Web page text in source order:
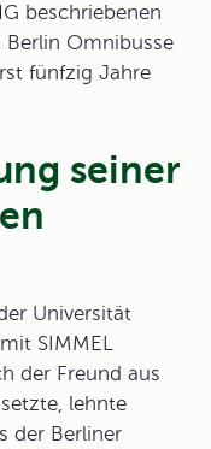
beschriebenen
Berlin Omnibusse
fünfzig Jahre
seiner
Universität
mit SIMMEL
der Freund aus
lehnte
der Berliner